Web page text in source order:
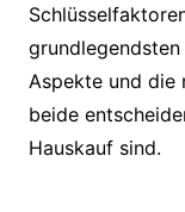
Aspekte und die
beide
Hauskauf sind.